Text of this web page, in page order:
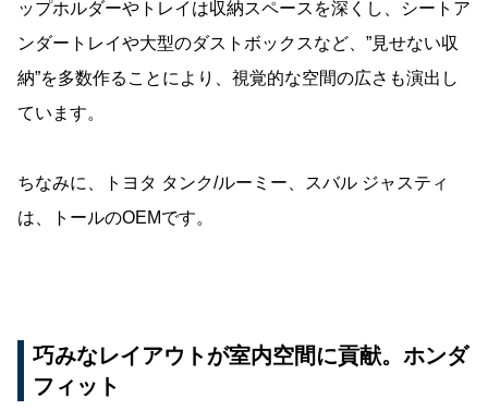
ップホルダーやトレイは収納スペースを深くし、シートア
ンダートレイや大型のダストボックスなど、”見せない収
納”を多数作ることにより、視覚的な空間の広さも演出し
ています。
ちなみに、トヨタ タンク/ルーミー、スバル ジャスティ
は、トールのOEMです。
巧みなレイアウトが室内空間に貢献。ホンダ
フィット